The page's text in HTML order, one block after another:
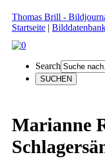
Thomas Brill -
Startseite |
Search
Marianne